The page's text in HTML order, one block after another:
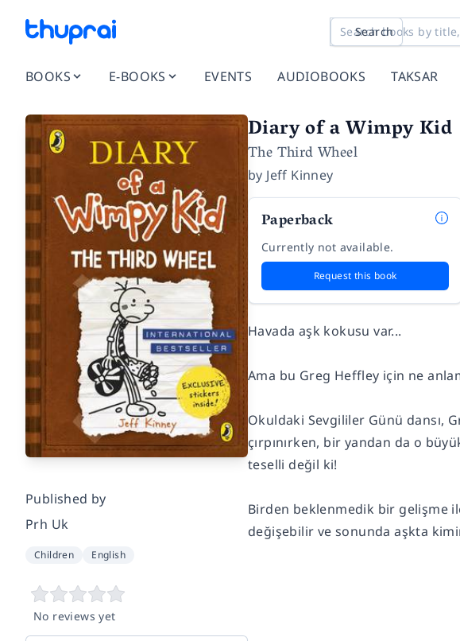
Search
BOOKS E-BOOKS EVENTS AUDIOBOOKS TAKSAR
Published by
Prh Uk
Children English
No reviews yet
Diary of a Wimpy Kid
The Third Wheel
by Jeff Kinney
Paperback
Currently not available.
Request this book
Havada aşk kokusu var...
Ama bu Greg Heffley için ne
Okuldaki Sevgililer Günü dansı,
çırpınırken, bir yandan da o
teselli değil ki!
Birden beklenmedik bir gelişme
değişebilir ve sonunda aşkta